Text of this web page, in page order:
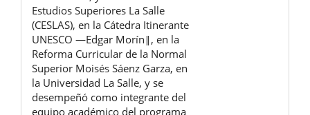
Estudios Superiores La Salle
(CESLAS), en la Cátedra Itinerante
UNESCO ―Edgar Morín‖, en la
Reforma Curricular de la Normal
Superior Moisés Sáenz Garza, en
la Universidad La Salle, y se
desempeñó como integrante del
equipo académico del programa